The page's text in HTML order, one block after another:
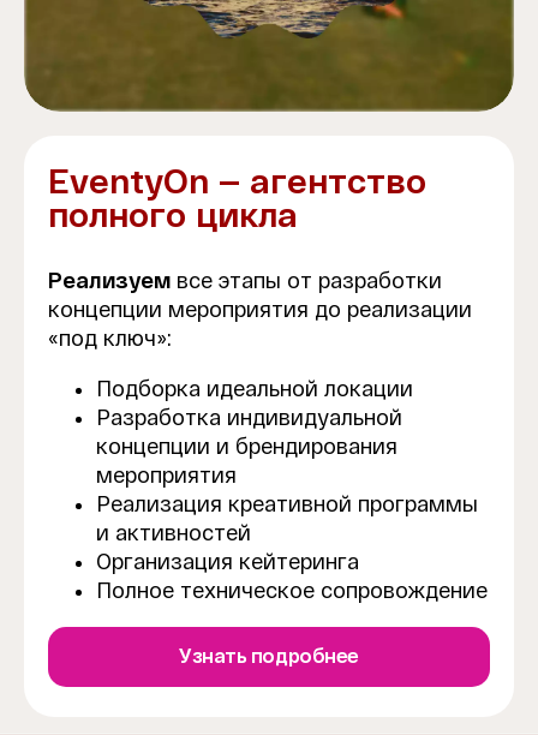
EventyOn — агентство
полного цикла
Реализуем все этапы от разработки
концепции мероприятия до реализации
«под ключ»:
Подборка идеальной локации
Разработка индивидуальной
концепции и брендирования
мероприятия
Реализация креативной программы
и активностей
Организация кейтеринга
Полное техническое сопровождение
Узнать подробнее